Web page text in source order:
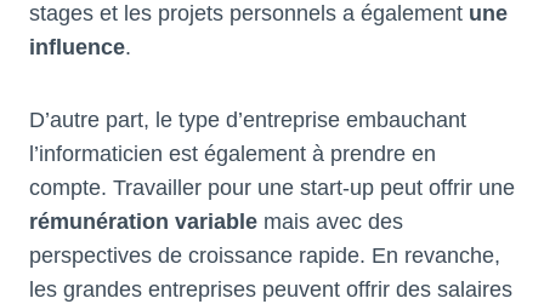
stages et les projets personnels a également une
influence.
D’autre part, le type d’entreprise embauchant
l’informaticien est également à prendre en
compte. Travailler pour une start-up peut offrir une
rémunération variable mais avec des
perspectives de croissance rapide. En revanche,
les grandes entreprises peuvent offrir des salaires